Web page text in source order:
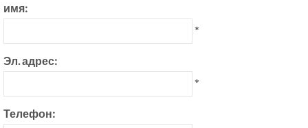
имя:
*
Эл. адрес:
*
Телефон: